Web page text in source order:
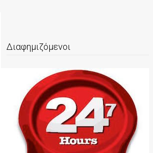
Διαφημιζόμενοι